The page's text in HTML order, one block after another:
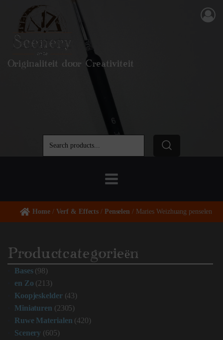
Originaliteit door Creativiteit
Home/ Verf & Effects / Penselen / Maries Weizhuang penselen
Productcategorieën
Bases (98)
en Zo (213)
Koopjeskelder (43)
Miniaturen (2305)
Ruwe Materialen (420)
Scenery (605)